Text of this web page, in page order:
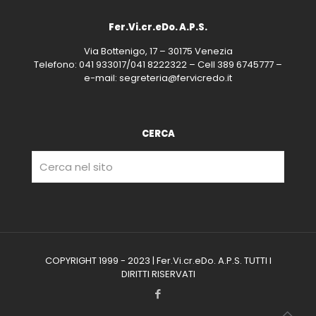
Fer.Vi.cr.eDo. A.P.S.
Via Bottenigo, 17 – 30175 Venezia
Telefono: 041 933017/041 8222322 – Cell 389 6745777 –
e-mail: segreteria@fervicredo.it
CERCA
COPYRIGHT 1999 - 2023 | Fer.Vi.cr.eDo. A.P.S. TUTTI I
DIRITTI RISERVATI